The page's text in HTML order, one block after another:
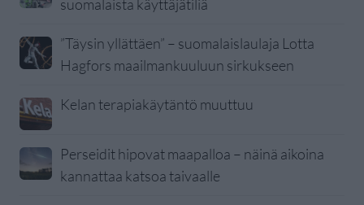
suomalaista käyttäjätiliä
”Täysin yllättäen” – suomalaislaulaja Lotta
Hagfors maailmankuuluun sirkukseen
Kelan terapiakäytäntö muuttuu
Perseidit hipovat maapalloa – näinä aikoina
kannattaa katsoa taivaalle